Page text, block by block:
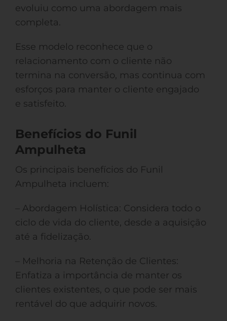
evoluiu como uma abordagem mais
completa.
Esse modelo reconhece que o
relacionamento com o cliente não
termina na conversão, mas continua com
esforços para manter o cliente engajado
e satisfeito.
Benefícios do Funil
Ampulheta
Os principais benefícios do Funil
Ampulheta incluem:
– Abordagem Holística: Considera todo o
ciclo de vida do cliente, desde a aquisição
até a fidelização.
– Melhoria na Retenção de Clientes:
Enfatiza a importância de manter os
clientes existentes, o que pode ser mais
rentável do que adquirir novos.